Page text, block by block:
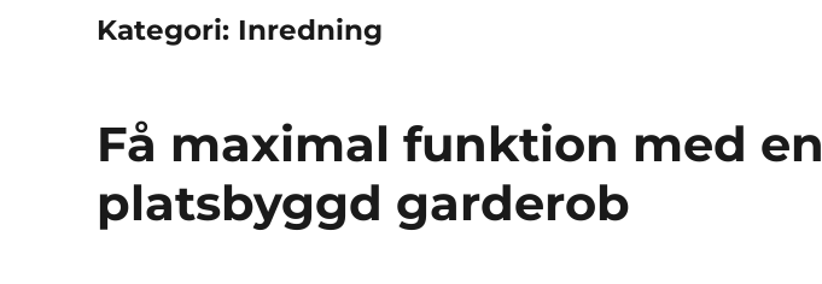
Kategori: Inredning
Få maximal funktion med en
platsbyggd garderob